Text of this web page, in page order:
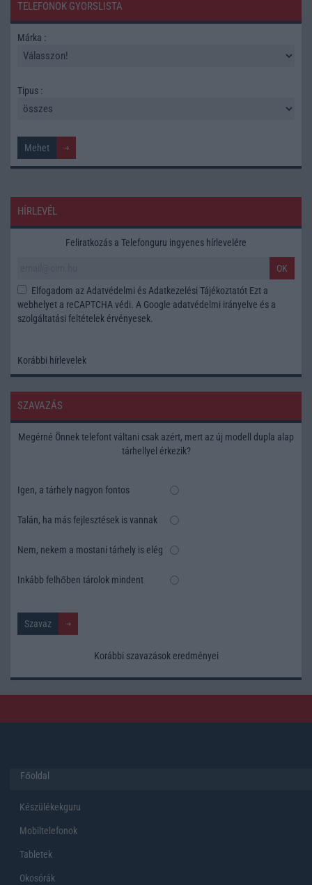
TELEFONOK GYORSLISTA
Márka :
Tipus :
HÍRLEVÉL
Feliratkozás a Telefonguru ingyenes hírlevelére
OK
Elfogadom az Adatvédelmi és Adatkezelési Tájékoztatót Ezt a
webhelyet a reCAPTCHA védi. A Google adatvédelmi irányelve és a
szolgáltatási feltételek érvényesek.
Korábbi hírlevelek
SZAVAZÁS
Megérné Önnek telefont váltani csak azért, mert az új modell dupla alap
tárhellyel érkezik?
Igen, a tárhely nagyon fontos
Talán, ha más fejlesztések is vannak
Nem, nekem a mostani tárhely is elég
Inkább felhőben tárolok mindent
Korábbi szavazások eredményei
Főoldal
Készülékekguru
Mobiltelefonok
Tabletek
Okosórák